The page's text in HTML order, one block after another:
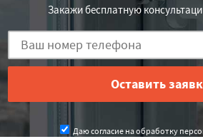
Закажи бесплатную
Даю согласие на обработку